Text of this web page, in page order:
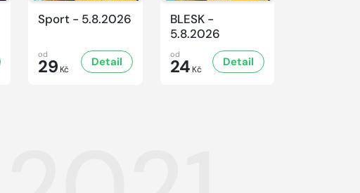
Sport - 5.8.2026
od
29 Kč
Detail
BLESK -
5.8.2026
od
24 Kč
Detail